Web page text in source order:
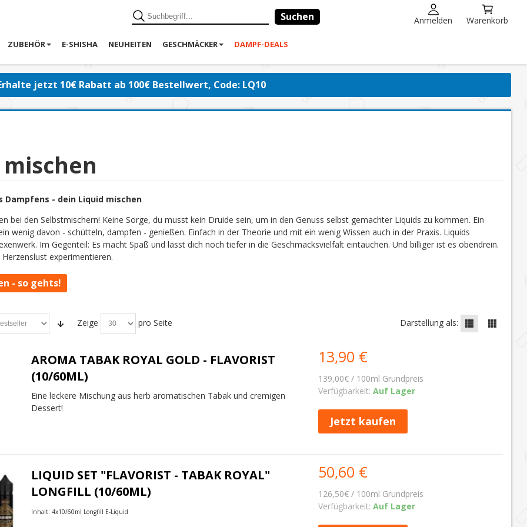
Suchen Anmelden Warenkorb
ZUBEHÖR E-SHISHA NEUHEITEN GESCHMÄCKER DAMPF-DEALS
jetzt 10€ Rabatt ab 100€ Bestellwert, Code: LQ10
Dampfens - dein Liquid mischen
bei den Selbstmischern! Keine Sorge, du musst kein Druide sein, um in den Genuss selbst gemachter Liquids zu kommen. Ein
wenig davon - schütteln, dampfen - genießen. Einfach in der Theorie und mit ein wenig Wissen auch in der Praxis. Liquids
Im Gegenteil: Es macht Spaß und lässt dich noch tiefer in die Geschmacksvielfalt eintauchen. Und billiger ist es obendrein.
experimentieren.
- so gehts!
Zeige pro Seite Darstellung als:
AROMA TABAK ROYAL GOLD - FLAVORIST
(10/60ML)
Eine leckere Mischung aus herb aromatischen Tabak und cremigen
Dessert!
13,90 €
139,00€ / 100ml Grundpreis
Verfügbarkeit: Auf Lager
Jetzt kaufen
LIQUID SET "FLAVORIST - TABAK ROYAL"
LONGFILL (10/60ML)
Inhalt: 4x10/60ml Longfill E-Liquid
50,60 €
126,50€ / 100ml Grundpreis
Verfügbarkeit: Auf Lager